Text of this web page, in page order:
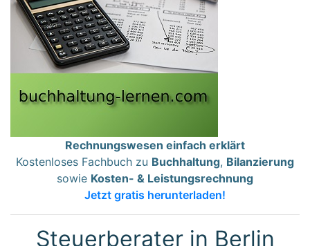
Rechnungswesen einfach erklärt
Kostenloses Fachbuch zu Buchhaltung, Bilanzierung
sowie Kosten- & Leistungsrechnung
Jetzt gratis herunterladen!
Steuerberater in Berlin